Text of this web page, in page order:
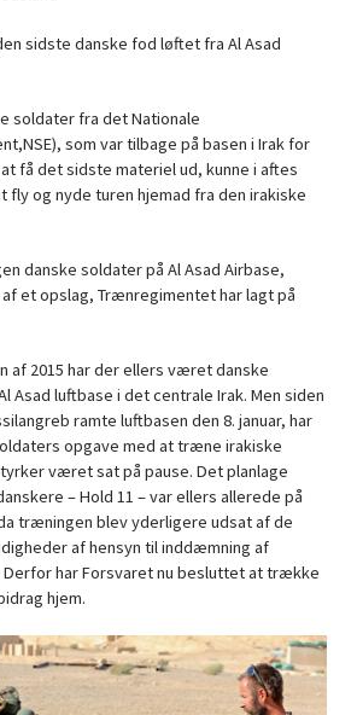
sidste danske fod løftet fra Al Asad
soldater fra det Nationale
som var tilbage på basen i Irak for
få det sidste materiel ud, kunne i aftes
og nyde turen hjemad fra den irakiske
danske soldater på Al Asad Airbase,
et opslag, Trænregimentet har lagt på
af 2015 har der ellers været danske
Asad luftbase i det centrale Irak. Men siden
ramte luftbasen den 8. januar, har
opgave med at træne irakiske
været sat på pause. Det planlage
– Hold 11 – var ellers allerede på
træningen blev yderligere udsat af de
af hensyn til inddæmning af
Derfor har Forsvaret nu besluttet at trække
hjem.